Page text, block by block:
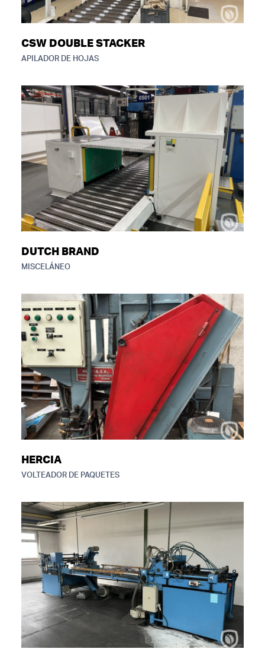
CSW DOUBLE STACKER
APILADOR DE HOJAS
DUTCH BRAND
MISCELÁNEO
HERCIA
VOLTEADOR DE PAQUETES